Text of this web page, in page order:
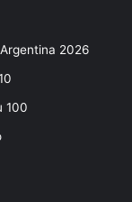
2026
100